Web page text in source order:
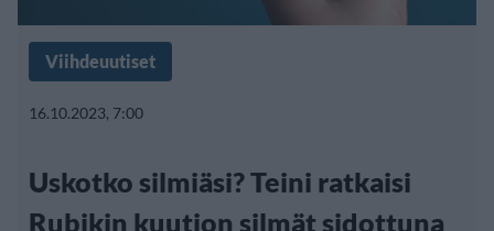
Viihdeuutiset
16.10.2023, 7:00
Uskotko silmiäsi? Teini ratkaisi
Rubikin kuution silmät sidottuna